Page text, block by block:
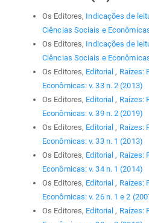
Os Editores, Indicações de
Ciências Sociais e
Os Editores, Indicações de
Ciências Sociais e
Os Editores, Editorial , Raízes:
Econômicas: v. 33 n. 2 (2013)
Os Editores, Editorial , Raízes:
Econômicas: v. 39 n. 2 (2019)
Os Editores, Editorial , Raízes:
Econômicas: v. 33 n. 1 (2013)
Os Editores, Editorial , Raízes:
Econômicas: v. 34 n. 1 (2014)
Os Editores, Editorial , Raízes:
Econômicas: v. 26 n. 1 e 2
Os Editores, Editorial , Raízes: